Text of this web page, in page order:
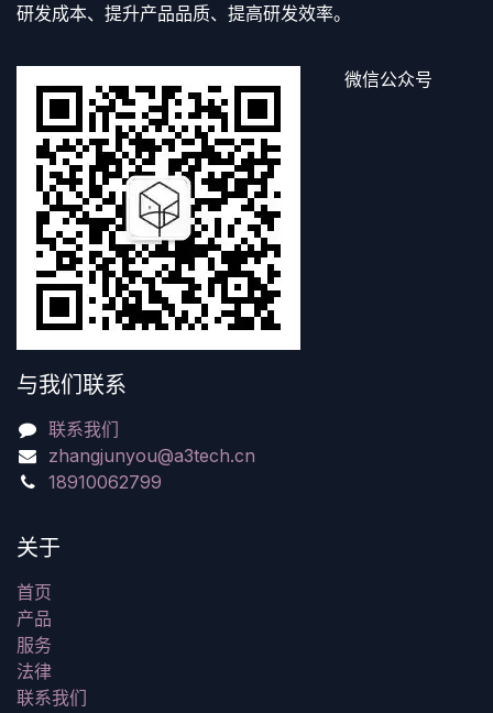
研发成本、提升产品品质、提高研发效率。
微信公众号
与我们联系
联系我们
zhangjunyou@a3tech.cn
18910062799
关于
首页
产品
服务
法律
联系我们